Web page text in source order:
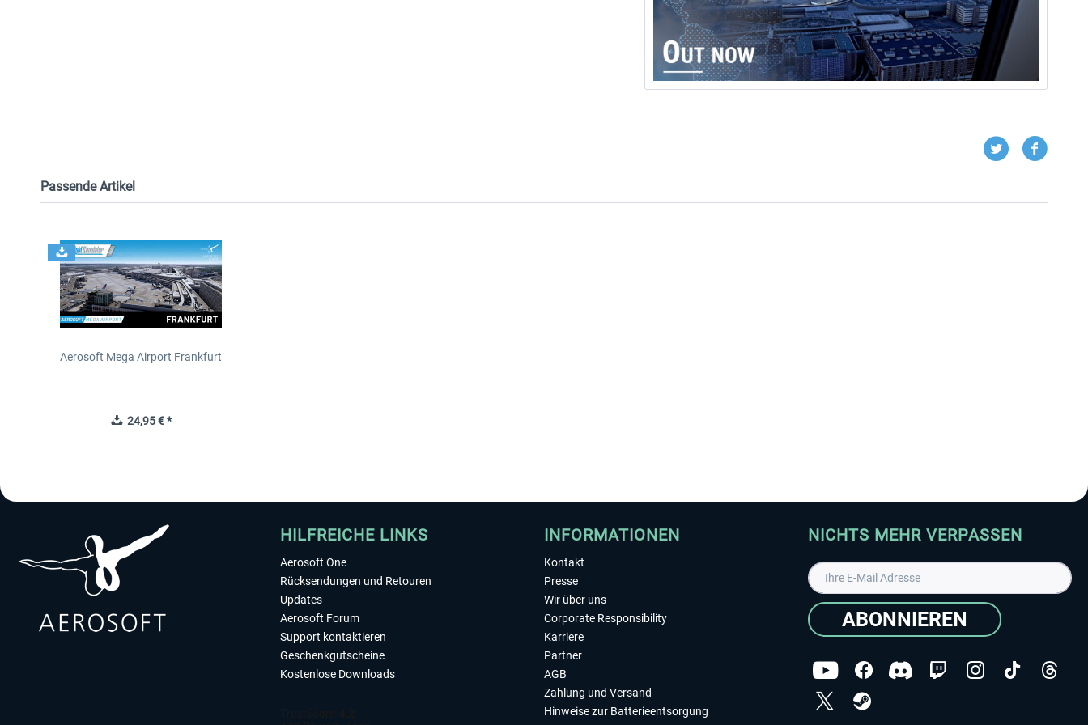
Passende Artikel
Aerosoft Mega Airport Frankfurt
24,95 € *
HILFREICHE LINKS
Aerosoft One
Rücksendungen und Retouren
Updates
Aerosoft Forum
Support kontaktieren
Geschenkgutscheine
Kostenlose Downloads
INFORMATIONEN
Kontakt
Presse
Wir über uns
Corporate Responsibility
Karriere
Partner
AGB
Zahlung und Versand
Hinweise zur Batterieentsorgung
NICHTS MEHR VERPASSEN
ABONNIEREN